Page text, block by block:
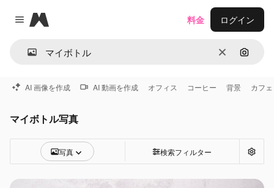
Close menu
Magnific
消去 画像で
料金 ログイン
AI 画像を作成 AI 動画を作成 オフィス コーヒー 背景 カフェ
マイボトル写真
写真 検索フィルター